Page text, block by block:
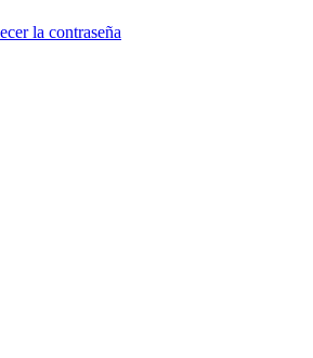
la contraseña